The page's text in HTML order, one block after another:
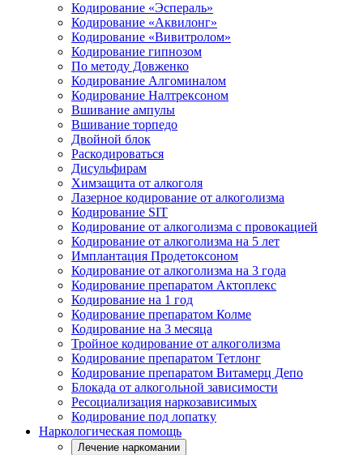
Кодирование «Эспераль»
Кодирование «Аквилонг»
Кодирование «Вивитролом»
Кодирование гипнозом
По методу Довженко
Кодирование Алгоминалом
Кодирование Налтрексоном
Вшивание ампулы
Вшивание торпедо
Двойной блок
Раскодироваться
Дисульфирам
Химзащита от алкоголя
Лазерное кодирование от алкоголизма
Кодирование SIT
Кодирование от алкоголизма с провокацией
Кодирование от алкоголизма на 5 лет
Имплантация Продетоксоном
Кодирование от алкоголизма на 3 года
Кодирование препаратом Актоплекс
Кодирование на 1 год
Кодирование препаратом Колме
Кодирование на 3 месяца
Тройное кодирование от алкоголизма
Кодирование препаратом Тетлонг
Кодирование препаратом Витамерц Депо
Блокада от алкогольной зависимости
Ресоциализация наркозависимых
Кодирование под лопатку
Наркологическая помощь
Лечение наркомании